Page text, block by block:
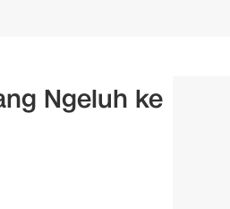
Ngeluh ke